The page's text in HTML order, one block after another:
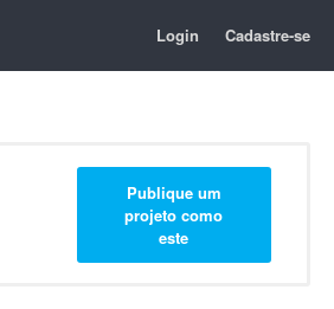
Login Cadastre-se
Publique um
projeto como
este